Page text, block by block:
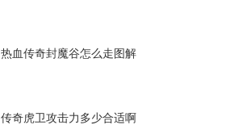
热血传奇封魔谷怎么走图解
传奇虎卫攻击力多少合适啊